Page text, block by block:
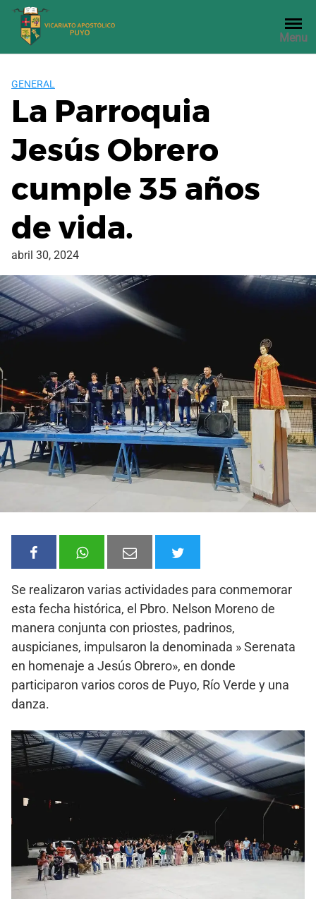
Saltar
contenido
Menu
GENERAL
La Parroquia
Jesús Obrero
cumple 35 años
de vida.
abril 30, 2024
Se realizaron varias actividades para conmemorar
esta fecha histórica, el Pbro. Nelson Moreno de
manera conjunta con priostes, padrinos,
auspicianes, impulsaron la denominada » Serenata
en homenaje a Jesús Obrero», en donde
participaron varios coros de Puyo, Río Verde y una
danza.